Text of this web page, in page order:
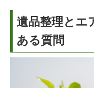
遺品整理とエ
ある質問